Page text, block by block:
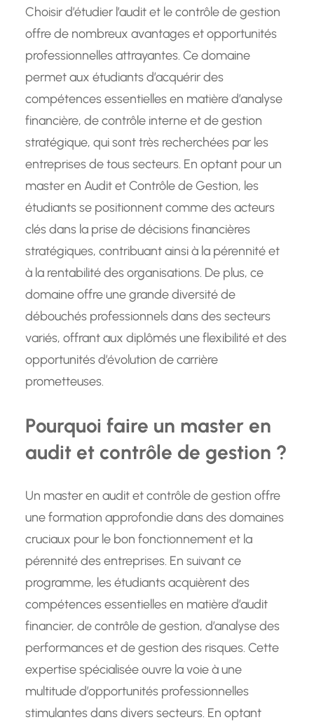
Choisir d’étudier l’audit et le contrôle de gestion
offre de nombreux avantages et opportunités
professionnelles attrayantes. Ce domaine
permet aux étudiants d’acquérir des
compétences essentielles en matière d’analyse
financière, de contrôle interne et de gestion
stratégique, qui sont très recherchées par les
entreprises de tous secteurs. En optant pour un
master en Audit et Contrôle de Gestion, les
étudiants se positionnent comme des acteurs
clés dans la prise de décisions financières
stratégiques, contribuant ainsi à la pérennité et
à la rentabilité des organisations. De plus, ce
domaine offre une grande diversité de
débouchés professionnels dans des secteurs
variés, offrant aux diplômés une flexibilité et des
opportunités d’évolution de carrière
prometteuses.
Pourquoi faire un master en
audit et contrôle de gestion ?
Un master en audit et contrôle de gestion offre
une formation approfondie dans des domaines
cruciaux pour le bon fonctionnement et la
pérennité des entreprises. En suivant ce
programme, les étudiants acquièrent des
compétences essentielles en matière d’audit
financier, de contrôle de gestion, d’analyse des
performances et de gestion des risques. Cette
expertise spécialisée ouvre la voie à une
multitude d’opportunités professionnelles
stimulantes dans divers secteurs. En optant